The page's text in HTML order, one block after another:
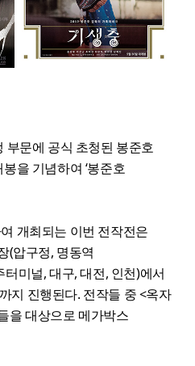
부문에 공식 초청된 봉준호
을 기념하여 ‘봉준호
개최되는 이번 전작전은
(압구정, 명동역
미널, 대구, 대전, 인천)에서
지 진행된다. 전작들 중 <옥자
을 대상으로 메가박스